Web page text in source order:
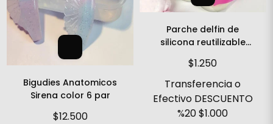
Bigudies Anatomicos
Sirena color 6 par
$12.500
Parche delfin de
silicona reutilizable
$1.250
Transferencia o
Efectivo DESCUENTO
%20$1.000